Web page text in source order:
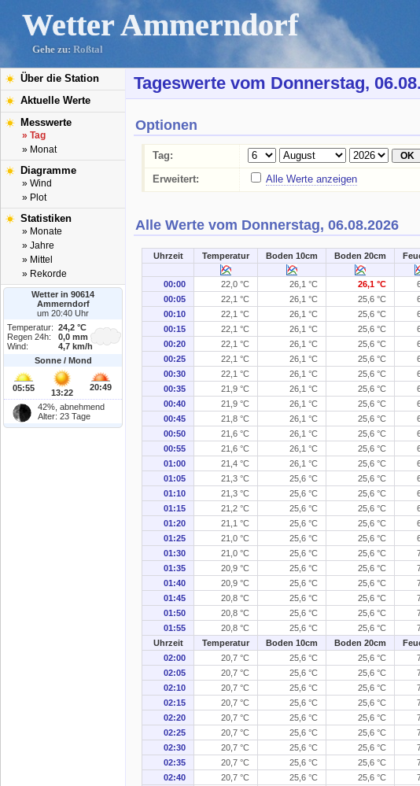
Wetter Ammerndorf
Gehe zu: Roßtal
Über die Station
Aktuelle Werte
Messwerte
» Tag
» Monat
Diagramme
» Wind
» Plot
Statistiken
» Monate
» Jahre
» Mittel
» Rekorde
Wetter in 90614
Ammerndorf
um 20:40 Uhr
Temperatur:
24,2 °C
Regen 24h:
0,0 mm
Wind:
4,7 km/h
Sonne / Mond
05:55 13:22
20:49
42%, abnehmend
Alter: 23 Tage
Tageswerte vom Donnerstag,
Optionen
Tag:
Erweitert:
Alle Werte anzeigen
Alle Werte vom Donnerstag, 06.08.2026
Einen Moment bitte, die Daten werden aufbereitet...
Uhrzeit Temperatur Boden 10cm Boden 20cm
00:00 22,0 °C 26,1 °C 26,1 °C
00:05
22,1 °C 26,1 °C 25,6 °C
00:10
22,1 °C 26,1 °C 25,6 °C
00:15
22,1 °C 26,1 °C 25,6 °C
00:20
22,1 °C 26,1 °C 25,6 °C
00:25
22,1 °C 26,1 °C 25,6 °C
00:30
22,1 °C 26,1 °C 25,6 °C
00:35
21,9 °C 26,1 °C 25,6 °C
00:40
21,9 °C 26,1 °C 25,6 °C
00:45
21,8 °C 26,1 °C 25,6 °C
00:50
21,6 °C 26,1 °C 25,6 °C
00:55
21,6 °C 26,1 °C 25,6 °C
01:00
21,4 °C 26,1 °C 25,6 °C
01:05
21,3 °C 25,6 °C 25,6 °C
01:10
21,3 °C 25,6 °C 25,6 °C
01:15
21,2 °C 25,6 °C 25,6 °C
01:20
21,1 °C 25,6 °C 25,6 °C
01:25
21,0 °C 25,6 °C 25,6 °C
01:30
21,0 °C 25,6 °C 25,6 °C
01:35
20,9 °C 25,6 °C 25,6 °C
01:40
20,9 °C 25,6 °C 25,6 °C
01:45
20,8 °C 25,6 °C 25,6 °C
01:50
20,8 °C 25,6 °C 25,6 °C
01:55
20,8 °C 25,6 °C 25,6 °C
Uhrzeit
Temperatur Boden 10cm Boden 20cm
02:00
20,7 °C 25,6 °C 25,6 °C
02:05
20,7 °C 25,6 °C 25,6 °C
02:10
20,7 °C 25,6 °C 25,6 °C
02:15
20,7 °C 25,6 °C 25,6 °C
02:20
20,7 °C 25,6 °C 25,6 °C
02:25
20,7 °C 25,6 °C 25,6 °C
02:30
20,7 °C 25,6 °C 25,6 °C
02:35
20,7 °C 25,6 °C 25,6 °C
02:40
20,7 °C 25,6 °C 25,6 °C